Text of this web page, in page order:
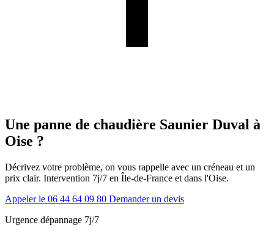
Une panne de chaudière Saunier Duval à
Oise ?
Décrivez votre problème, on vous rappelle avec un créneau et un
prix clair. Intervention 7j/7 en Île-de-France et dans l'Oise.
Appeler le 06 44 64 09 80 Demander un devis
Urgence dépannage 7j/7